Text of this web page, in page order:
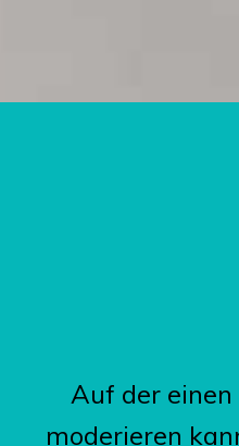
Auf der
moderieren